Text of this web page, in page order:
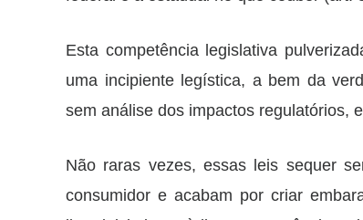
Esta competência legislativa
uma incipiente legística, a bem da
sem análise dos impactos regulatórios,
Não raras vezes, essas leis sequer
consumidor e acabam por criar